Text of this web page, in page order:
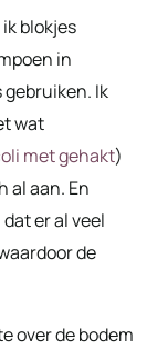
blokjes
in
Ik
wat
met gehakt)
al aan. En
er al veel
de
over de bodem